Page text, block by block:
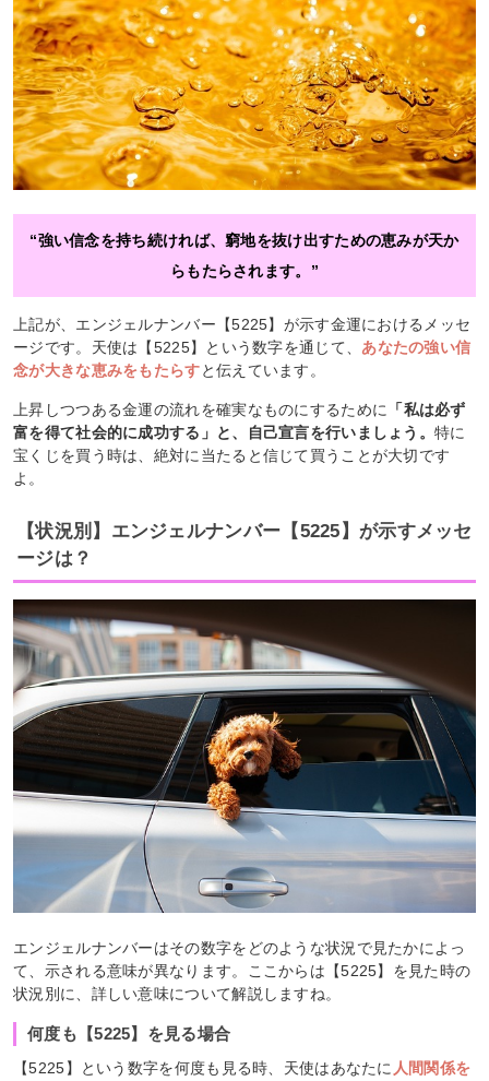
“強い信念を持ち続ければ、窮地を抜け出すための恵みが天か
らもたらされます。”
上記が、エンジェルナンバー【5225】が示す金運におけるメッセ
ージです。天使は【5225】という数字を通じて、 あなたの強い信
念が大きな恵みをもたらすと伝えています。
上昇しつつある金運の流れを確実なものにするために
「私は必ず
富を得て社会的に成功する」と、自己宣言を行いましょう。特に
宝くじを買う時は、絶対に当たると信じて買うことが大切です
よ。
【状況別】エンジェルナンバー【5225】が示すメッセ
ージは？
エンジェルナンバーはその数字をどのような状況で見たかによっ
て、示される意味が異なります。ここからは【5225】を見た時の
状況別に、詳しい意味について解説しますね。
何度も【5225】を見る場合
【5225】という数字を何度も見る時、天使はあなたに 人間関係を